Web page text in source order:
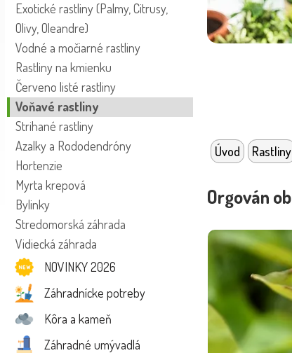
Exotické rastliny (Palmy, Citrusy,
Olivy, Oleandre)
Vodné a močiarné rastliny
Rastliny na kmienku
Červeno listé rastliny
Voňavé rastliny
Strihané rastliny
Azalky a Rododendróny
Hortenzie
Myrta krepová
Bylinky
Stredomorská záhrada
Vidiecká záhrada
NOVINKY 2026
Záhradnícke potreby
Kôra a kameň
Záhradné umývadlá
Úvod Rastliny
Orgován